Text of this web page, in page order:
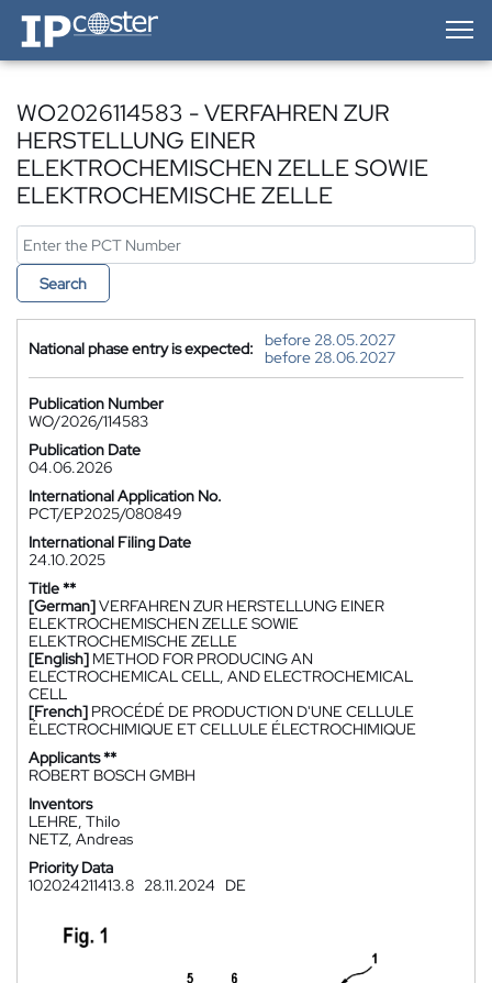
IP-Coster — Home
WO2026114583 - VERFAHREN ZUR
HERSTELLUNG EINER
ELEKTROCHEMISCHEN ZELLE SOWIE
ELEKTROCHEMISCHE ZELLE
Search
National phase entry is expected:
before 28.05.2027
before 28.06.2027
Publication Number
WO/2026/114583
Publication Date
04.06.2026
International Application No.
PCT/EP2025/080849
International Filing Date
24.10.2025
Title **
[German]VERFAHREN ZUR HERSTELLUNG EINER
ELEKTROCHEMISCHEN ZELLE SOWIE
ELEKTROCHEMISCHE ZELLE
[English] METHOD FOR PRODUCING AN
ELECTROCHEMICAL CELL, AND ELECTROCHEMICAL
CELL
[French] PROCÉDÉ DE PRODUCTION D'UNE CELLULE
ÉLECTROCHIMIQUE ET CELLULE ÉLECTROCHIMIQUE
Applicants **
ROBERT BOSCH GMBH
Inventors
LEHRE, Thilo
NETZ, Andreas
Priority Data
102024211413.8 28.11.2024 DE